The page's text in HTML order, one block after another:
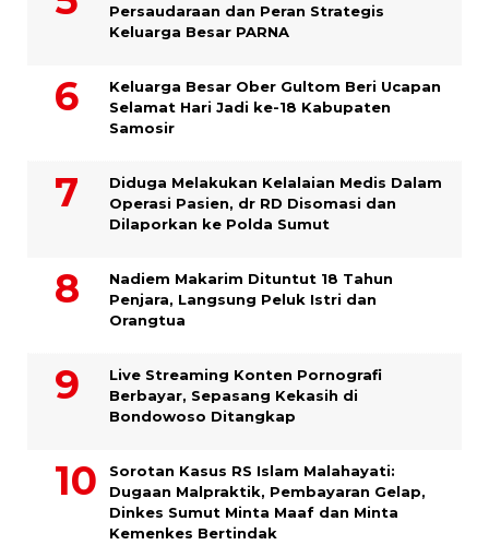
Persaudaraan dan Peran Strategis
Keluarga Besar PARNA
Keluarga Besar Ober Gultom Beri Ucapan
Selamat Hari Jadi ke-18 Kabupaten
Samosir
Diduga Melakukan Kelalaian Medis Dalam
Operasi Pasien, dr RD Disomasi dan
Dilaporkan ke Polda Sumut
​Nadiem Makarim Dituntut 18 Tahun
Penjara, Langsung Peluk Istri dan
Orangtua
Live Streaming Konten Pornografi
Berbayar, Sepasang Kekasih di
Bondowoso Ditangkap
Sorotan Kasus RS Islam Malahayati:
Dugaan Malpraktik, Pembayaran Gelap,
Dinkes Sumut Minta Maaf dan Minta
Kemenkes Bertindak